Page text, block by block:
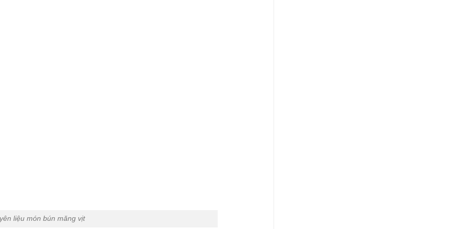
liệu món bún măng vịt